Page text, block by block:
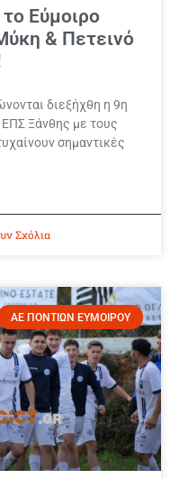
το Εύμοιρο
& Πετεινό
διεξήχθη η 9η
Ξάνθης με τους
σημαντικές
Σχόλια
ΑΕ ΠΟΝΤΙΩΝ ΕΥΜΟΙΡΟΥ